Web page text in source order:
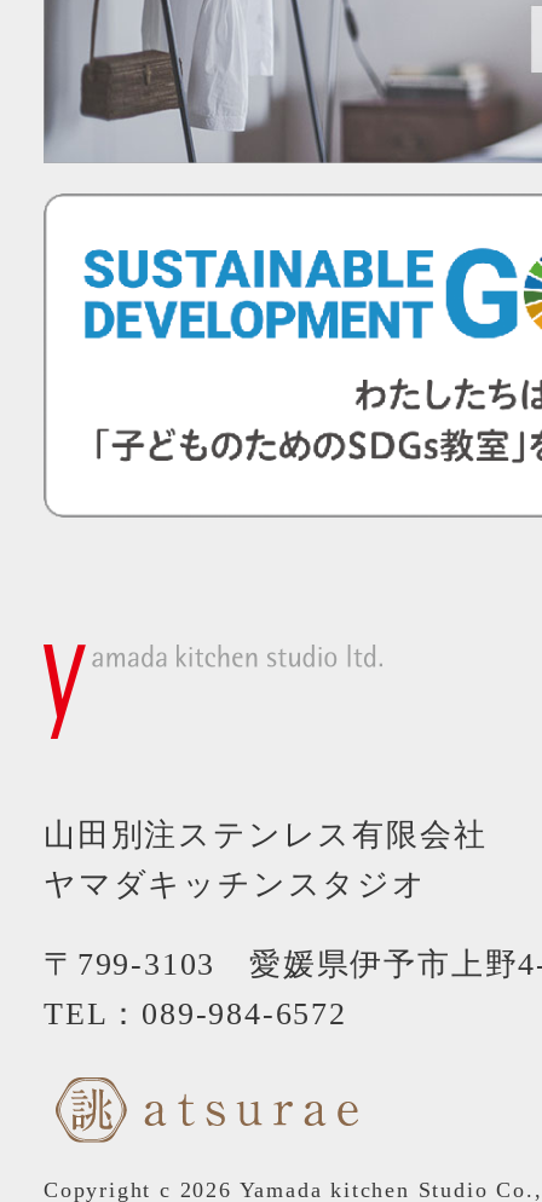
山田別注ステンレス有限会社
ヤマダキッチンスタジオ
〒799-3103 愛媛県伊予市上野
TEL： 089-984-6572
Copyright c 2026 Yamada kitchen Studio